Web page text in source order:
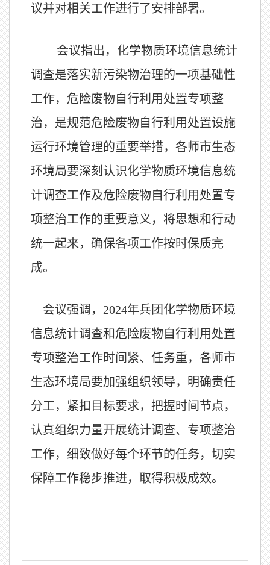
议并对相关工作进行了安排部署。
会议指出，化学物质环境信息统计
调查是落实新污染物治理的一项基础性
工作，危险废物自行利用处置专项整
治，是规范危险废物自行利用处置设施
运行环境管理的重要举措，各师市生态
环境局要深刻认识化学物质环境信息统
计调查工作及危险废物自行利用处置专
项整治工作的重要意义，将思想和行动
统一起来，确保各项工作按时保质完
成。
会议强调， 2024年兵团化学物质环境
信息统计调查和危险废物自行利用处置
专项整治工作时间紧、任务重，各师市
生态环境局要加强组织领导，明确责任
分工，紧扣目标要求，把握时间节点，
认真组织力量开展统计调查、专项整治
工作，细致做好每个环节的任务，切实
保障工作稳步推进，取得积极成效。